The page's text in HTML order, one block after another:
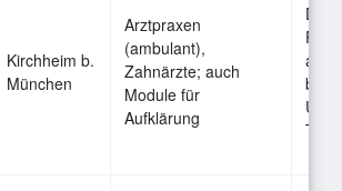
Kirchheim b.
München
Arztpraxen
(ambulant),
Zahnärzte; auch
Module für
Aufklärung